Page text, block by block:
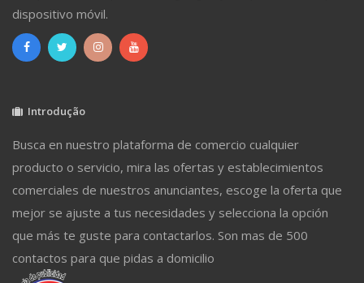
dispositivo móvil.
Introdução
Busca en nuestro plataforma de comercio cualquier
producto o servicio, mira las ofertas y establecimientos
comerciales de nuestros anunciantes, escoge la oferta que
mejor se ajuste a tus necesidades y selecciona la opción
que más te guste para contactarlos. Son mas de 500
contactos para que pidas a domicilio